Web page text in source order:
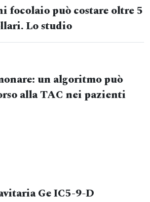
focolaio può costare oltre 5
Lo studio
un algoritmo può
alla TAC nei pazienti
Ge IC5-9-D